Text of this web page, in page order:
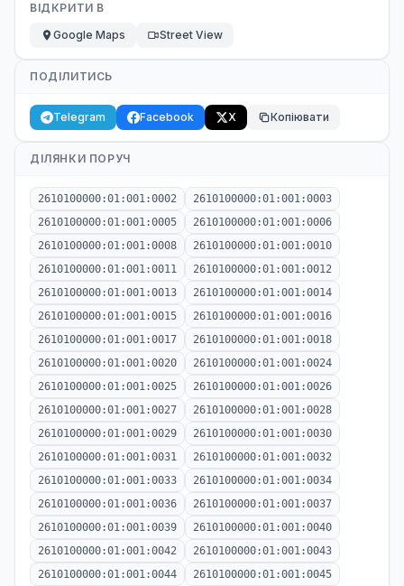
ВІДКРИТИ В
Google Maps
Street View
ПОДІЛИТИСЬ
Telegram Facebook X Копіювати
ДІЛЯНКИ ПОРУЧ
2610100000:01:001:0002
2610100000:01:001:0003
2610100000:01:001:0005
2610100000:01:001:0006
2610100000:01:001:0008
2610100000:01:001:0010
2610100000:01:001:0011
2610100000:01:001:0012
2610100000:01:001:0013
2610100000:01:001:0014
2610100000:01:001:0015
2610100000:01:001:0016
2610100000:01:001:0017
2610100000:01:001:0018
2610100000:01:001:0020
2610100000:01:001:0024
2610100000:01:001:0025
2610100000:01:001:0026
2610100000:01:001:0027
2610100000:01:001:0028
2610100000:01:001:0029
2610100000:01:001:0030
2610100000:01:001:0031
2610100000:01:001:0032
2610100000:01:001:0033
2610100000:01:001:0034
2610100000:01:001:0036
2610100000:01:001:0037
2610100000:01:001:0039
2610100000:01:001:0040
2610100000:01:001:0042
2610100000:01:001:0043
2610100000:01:001:0044
2610100000:01:001:0045